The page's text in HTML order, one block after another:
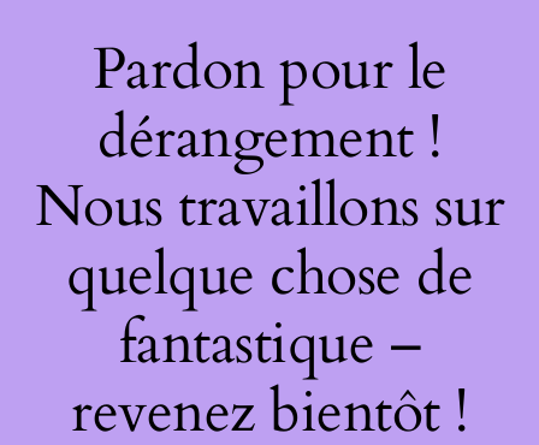
Pardon pour le
dérangement !
Nous travaillons sur
quelque chose de
fantastique –
revenez bientôt !